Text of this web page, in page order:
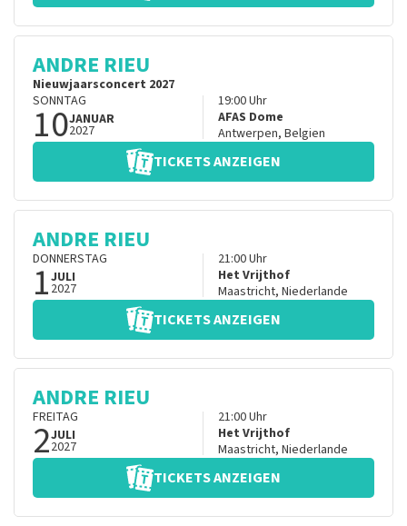
ANDRE RIEU
Nieuwjaarsconcert 2027
SONNTAG
10JANUAR
2027
19:00Uhr
AFAS Dome
Antwerpen, Belgien
TICKETS ANZEIGEN
ANDRE RIEU
DONNERSTAG
1JULI
2027
21:00Uhr
Het Vrijthof
Maastricht, Niederlande
TICKETS ANZEIGEN
ANDRE RIEU
FREITAG
2JULI
2027
21:00Uhr
Het Vrijthof
Maastricht, Niederlande
TICKETS ANZEIGEN